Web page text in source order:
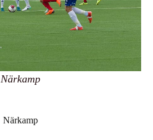
Närkamp
Närkamp